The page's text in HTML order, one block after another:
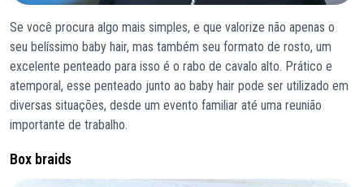
Se você procura algo mais simples, e que valorize não apenas o
seu belíssimo baby hair, mas também seu formato de rosto, um
excelente penteado para isso é o rabo de cavalo alto. Prático e
atemporal, esse penteado junto ao baby hair pode ser utilizado em
diversas situações, desde um evento familiar até uma reunião
importante de trabalho.
Box braids